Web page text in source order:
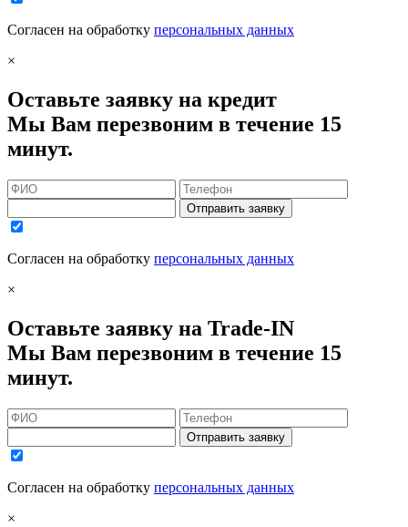
Согласен на обработку персональных данных
×
Оставьте заявку на кредит
Мы Вам перезвоним в течение 15
минут.
Отправить заявку
Согласен на обработку персональных данных
×
Оставьте заявку на Trade-IN
Мы Вам перезвоним в течение 15
минут.
Отправить заявку
Согласен на обработку персональных данных
×